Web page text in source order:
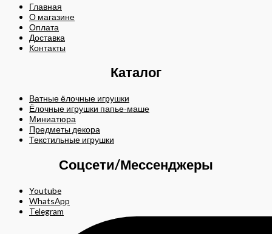
Главная
О магазине
Оплата
Доставка
Контакты
Каталог
Ватные ёлочные игрушки
Ёлочные игрушки папье-маше
Миниатюра
Предметы декора
Текстильные игрушки
Соцсети/Мессенджеры
Youtube
WhatsApp
Telegram